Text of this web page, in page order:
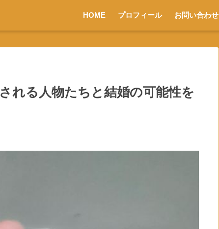
HOME プロフィール お問い合わせ
れる人物たちと結婚の可能性を